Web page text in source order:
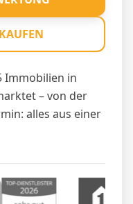
Immobilien in
– von der
alles aus einer